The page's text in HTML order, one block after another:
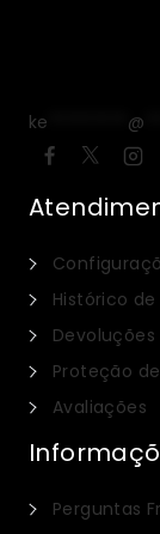
ke @
Histórico
Proteção
Avaliações
Perguntas